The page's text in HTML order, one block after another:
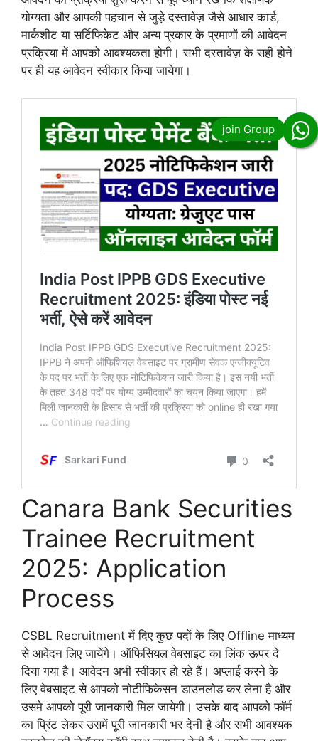
योग्यता और आपकी पहचान से जुड़े दस्तावेज़ जैसे आधार कार्ड,
मार्कशीट या सर्टिफिकेट और अन्य प्रकार के प्रमाणों की आवेदन
प्रक्रिया में आपको आवश्यकता होगी। सभी दस्तावेज़ के सही होने
पर ही यह आवेदन स्वीकार किया जायेगा।
Canara Bank Securities
Trainee Recruitment
2025: Application
Process
CSBL Recruitment में दिए कुछ पदों के लिए Offline माध्यम
से आवेदन लिए जायेंगे। ऑफिसियल वेबसाइट का लिंक ऊपर दे
दिया गया है। आवेदन अभी स्वीकार हो रहे हैं। अप्लाई करने के
लिए वेबसाइट से आपको नोटीफिकेसन डाउनलोड कर लेना है और
उसमे आपको पूरी जानकारी मिल जायेगी। उसके बाद आपको फॉर्म
का प्रिंट लेकर उसमें पूरी जानकारी भर देनी है और सभी आवश्यक